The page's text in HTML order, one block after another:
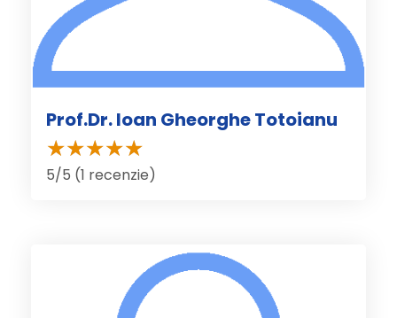
Prof.Dr. Ioan Gheorghe Totoianu
5/5 (1 recenzie)